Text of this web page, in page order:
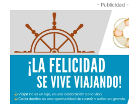
- Publicidad -